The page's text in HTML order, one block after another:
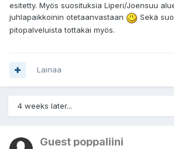
esitetty. Myös suosituksia Liperi/Joensuu
juhlapaikkoinin otetaanvastaan
Sekä
pitopalveluista tottakai myös.
Lainaa
4 weeks later...
Guest poppaliini